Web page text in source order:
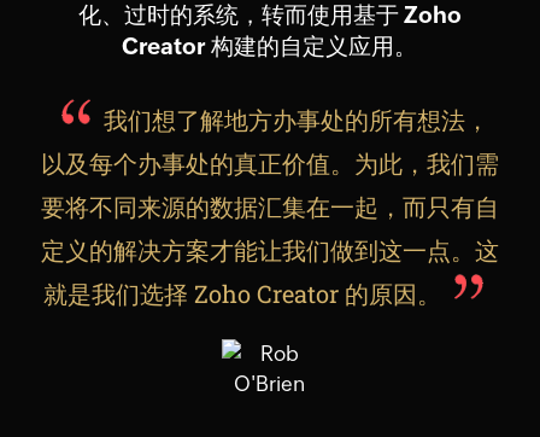
化、过时的系统，转而使用基于 Zoho
Creator 构建的自定义应用。
我们想了解地方办事处的所有想法，
以及每个办事处的真正价值。为此，我们需
要将不同来源的数据汇集在一起，而只有自
定义的解决方案才能让我们做到这一点。这
就是我们选择 Zoho Creator 的原因。